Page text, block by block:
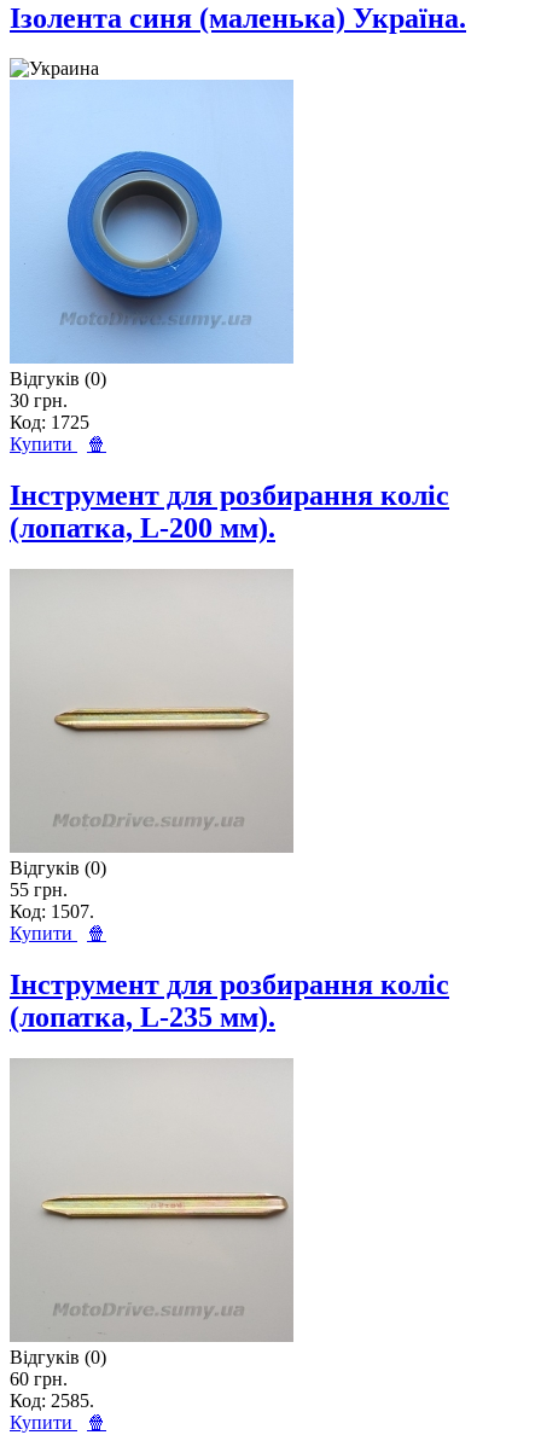
Ізолента синя (маленька) Україна.
Відгуків (0)
30 грн.
Код: 1725
Купити
🍿
Інструмент для розбирання коліс
(лопатка, L-200 мм).
Відгуків (0)
55 грн.
Код: 1507.
Купити
🍿
Інструмент для розбирання коліс
(лопатка, L-235 мм).
Відгуків (0)
60 грн.
Код: 2585.
Купити
🍿